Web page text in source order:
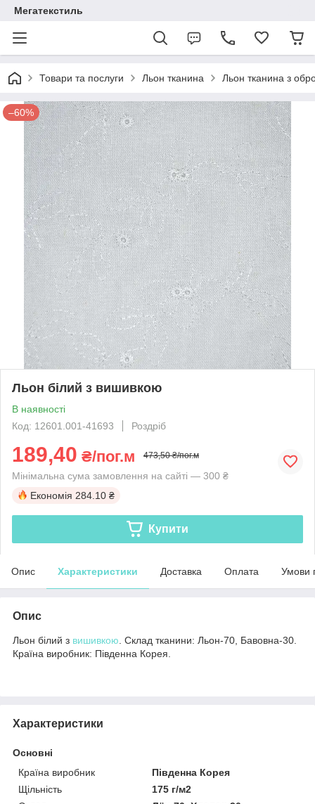
Мегатекстиль
Товари та послуги Льон тканина Льон тканина з
–60%
Льон білий з вишивкою
В наявності
Код: 12601.001-41693
Роздріб
189,40 ₴/пог.м 473,50 ₴/пог.м
Мінімальна сума замовлення на сайті — 300 ₴
Економія 284.10 ₴
Купити
Опис Характеристики Доставка Оплата Умови
Опис
Льон білий з вишивкою . Склад тканини: Льон-70, Бавовна-30.
Країна виробник: Південна Корея.
Характеристики
Основні
Країна виробник
Південна Корея
Щільність
175 г/м2